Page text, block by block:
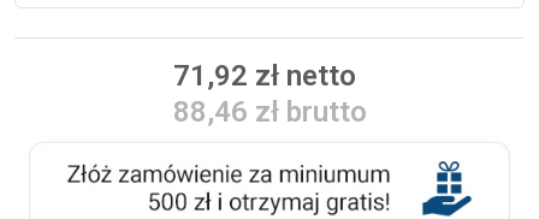
71,92 zł netto
88,46 zł brutto